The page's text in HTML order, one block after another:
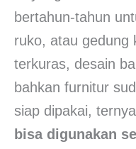
bertahun-tahun
ruko, atau gedung
terkuras, desain
bahkan furnitur
siap dipakai,
bisa digunakan